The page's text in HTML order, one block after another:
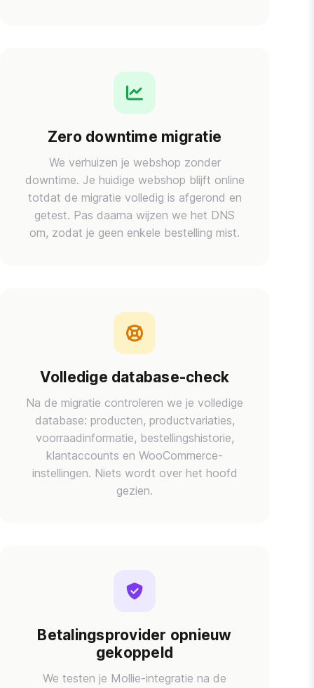
Zero downtime migratie
We verhuizen je webshop zonder
downtime. Je huidige webshop blijft online
totdat de migratie volledig is afgerond en
getest. Pas daarna wijzen we het DNS
om, zodat je geen enkele bestelling mist.
Volledige database-check
Na de migratie controleren we je volledige
database: producten, productvariaties,
voorraadinformatie, bestellingshistorie,
klantaccounts en WooCommerce-
instellingen. Niets wordt over het hoofd
gezien.
Betalingsprovider opnieuw
gekoppeld
We testen je Mollie-integratie na de